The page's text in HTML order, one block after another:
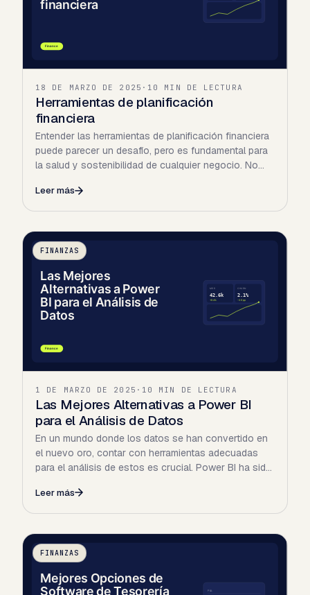
18 DE MARZO DE 2025 · 10 MIN DE LECTURA
Herramientas de planificación
financiera
Entender las herramientas de planificación financiera
puede parecer un desafío, pero es fundamental para
la salud y sostenibilidad de cualquier negocio. No
Leer más
FINANZAS
1 DE MARZO DE 2025 · 10 MIN DE LECTURA
Las Mejores Alternativas a Power BI
para el Análisis de Datos
En un mundo donde los datos se han convertido en
el nuevo oro, contar con herramientas adecuadas
para el análisis de estos es crucial. Power BI ha sido
Leer más
FINANZAS